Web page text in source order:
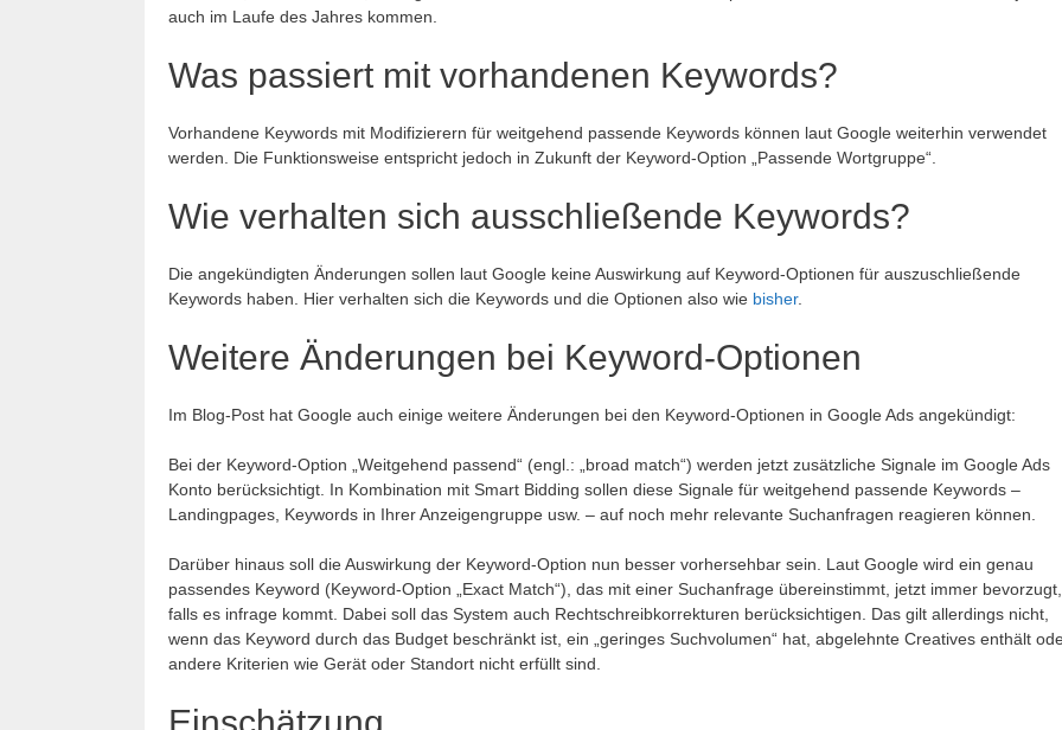
auch im Laufe des Jahres kommen.
Was passiert mit vorhandenen Keywords?
Vorhandene Keywords mit Modifizierern für weitgehend passende Keywords können laut Google weiterhin verwendet
werden. Die Funktionsweise entspricht jedoch in Zukunft der Keyword-Option „Passende Wortgruppe“.
Wie verhalten sich ausschließende Keywords?
Die angekündigten Änderungen sollen laut Google keine Auswirkung auf Keyword-Optionen für auszuschließende
Keywords haben. Hier verhalten sich die Keywords und die Optionen also wie bisher.
Weitere Änderungen bei Keyword-Optionen
Im Blog-Post hat Google auch einige weitere Änderungen bei den Keyword-Optionen in Google Ads angekündigt:
Bei der Keyword-Option „Weitgehend passend“ (engl.: „broad match“) werden jetzt zusätzliche Signale im Google Ads
Konto berücksichtigt. In Kombination mit Smart Bidding sollen diese Signale für weitgehend passende Keywords –
Landingpages, Keywords in Ihrer Anzeigengruppe usw. – auf noch mehr relevante Suchanfragen reagieren können.
Darüber hinaus soll die Auswirkung der Keyword-Option nun besser vorhersehbar sein. Laut Google wird ein genau
passendes Keyword (Keyword-Option „Exact Match“), das mit einer Suchanfrage übereinstimmt, jetzt immer bevorzugt,
falls es infrage kommt. Dabei soll das System auch Rechtschreibkorrekturen berücksichtigen. Das gilt allerdings nicht,
wenn das Keyword durch das Budget beschränkt ist, ein „geringes Suchvolumen“ hat, abgelehnte Creatives enthält
andere Kriterien wie Gerät oder Standort nicht erfüllt sind.
Einschätzung